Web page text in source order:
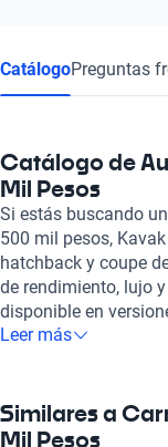
CatálogoPreguntas
Catálogo de
Mil Pesos
Si estás buscando
500 mil pesos,
hatchback y coupe
de rendimiento, lujo
disponible en
potencia máxima
potentes. El diseño
materiales de alta
Leer más
Similares a
Mil Pesos